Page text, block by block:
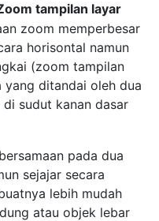
tampilan layar
zoom memperbesar
horisontal namun
(zoom tampilan
ditandai oleh dua
sudut kanan dasar
pada dua
sejajar secara
lebih mudah
atau objek lebar